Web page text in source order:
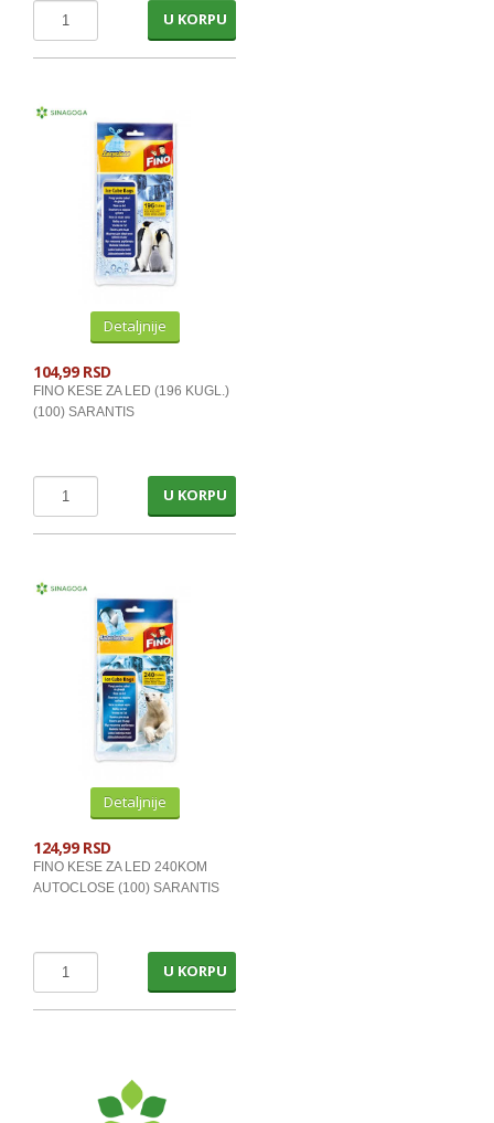
U KORPU
Detaljnije
104,99 RSD
FINO KESE ZA LED (196 KUGL.)
(100) SARANTIS
U KORPU
Detaljnije
124,99 RSD
FINO KESE ZA LED 240KOM
AUTOCLOSE (100) SARANTIS
U KORPU